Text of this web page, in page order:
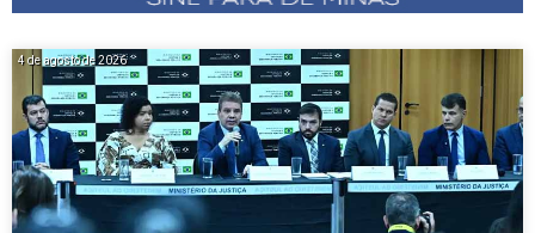
4 de agosto de 2026